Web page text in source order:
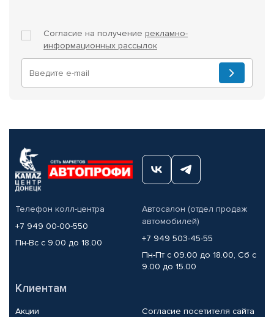
Согласие на получение рекламно-
информационных рассылок
Телефон колл-центра
+7 949 00-00-550
Пн-Вс с 9.00 до 18.00
Автосалон (отдел продаж
автомобилей)
+7 949 503-45-55
Пн-Пт с 09.00 до 18.00, Сб с
9.00 до 15.00
Клиентам
Акции
Согласие посетителя сайта